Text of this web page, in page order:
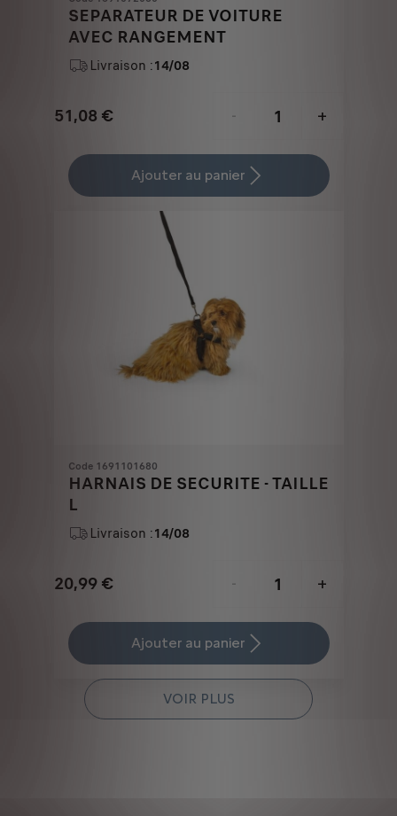
SEPARATEUR DE VOITURE
AVEC RANGEMENT
Livraison :14/08
51,08 €
Price
51,08
-
+
Quantity
updated
Ajouter au panier
Code 1691101680
HARNAIS DE SECURITE - TAILLE
L
Livraison :14/08
20,99 €
Price
20,99
-
+
Quantity
updated
Ajouter au panier
VOIR PLUS